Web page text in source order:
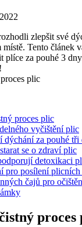
zlepšit své
místě. Tento článek
plíce za pouhé 3
proces plic
vyčištění plic
za pouhé tři
se o zdraví plic
detoxikaci
pro posílení plicních
čajů pro
proces